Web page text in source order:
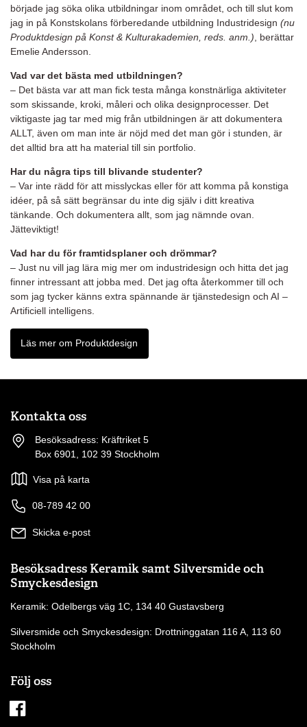
började jag söka olika utbildningar inom området, och till slut kom
jag in på Konstskolans förberedande utbildning Industridesign (nu
Produktdesign på Konst & Kulturakademien, reds. anm.) , berättar
Emelie Andersson.
Vad var det bästa med utbildningen?
– Det bästa var att man fick testa många konstnärliga aktiviteter
som skissande, kroki, måleri och olika designprocesser. Det
viktigaste jag tar med mig från utbildningen är att dokumentera
ALLT, även om man inte är nöjd med det man gör i stunden, är
det alltid bra att ha material till sin portfolio.
Har du några tips till blivande studenter?
– Var inte rädd för att misslyckas eller för att komma på konstiga
idéer, på så sätt begränsar du inte dig själv i ditt kreativa
tänkande. Och dokumentera allt, som jag nämnde ovan.
Jätteviktigt!
Vad har du för framtidsplaner och drömmar?
– Just nu vill jag lära mig mer om industridesign och hitta det jag
finner intressant att jobba med. Det jag ofta återkommer till och
som jag tycker känns extra spännande är tjänstedesign och AI –
Artificiell intelligens.
Läs mer om Produktdesign
Kontakta oss
Besöksadress: Kräftriket 5
Box 6901, 102 39 Stockholm
Visa på karta
08-789 42 00
Skicka e-post
Besöksadress Keramik samt Silversmide och
Smyckesdesign
Keramik: Odelbergs väg 1C, 134 40 Gustavsberg
Silversmide och Smyckesdesign: Drottninggatan 116 A, 113 60
Stockholm
Följ oss